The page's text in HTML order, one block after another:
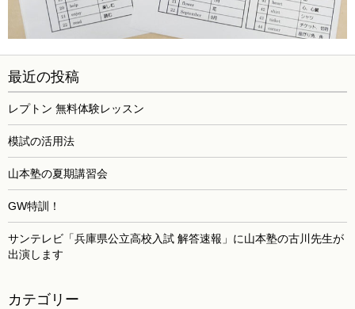
最近の投稿
レプトン 無料体験レッスン
模試の活用法
山本塾の夏期講習会
GW特訓！
サンテレビ「兵庫県公立高校入試 解答速報」に山本塾の古川先生が
出演します
カテゴリー